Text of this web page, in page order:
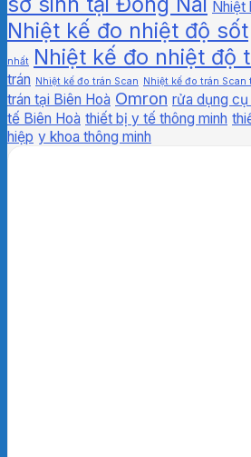
Nhiệt
Nhiệt kế đo nhiệt độ sốt
nhất Nhiệt kế đo nhiệt độ
trán Nhiệt kế đo trán Scan Nhiệt kế đo trán Scan
trán tại Biên Hoà Omron rửa dụng
tế Biên Hoà thiết bị y tế thông minh
hiệp y khoa thông minh